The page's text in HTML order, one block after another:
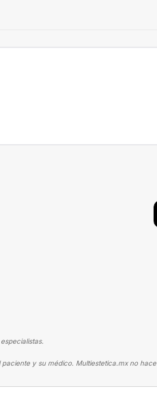
y su médico. Multiestetica.mx no hace